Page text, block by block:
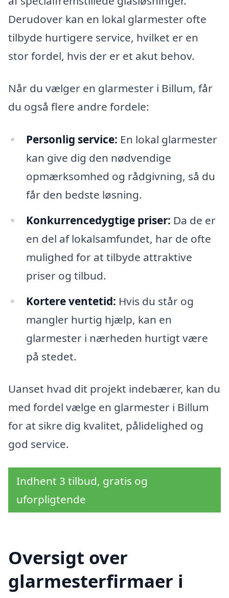
Derudover kan en lokal glarmester ofte
tilbyde hurtigere service, hvilket er en
stor fordel, hvis der er et akut behov.
Når du vælger en glarmester i Billum, får
du også flere andre fordele:
Personlig service: En lokal glarmester
kan give dig den nødvendige
opmærksomhed og rådgivning, så du
får den bedste løsning.
Konkurrencedygtige priser: Da de er
en del af lokalsamfundet, har de ofte
mulighed for at tilbyde attraktive
priser og tilbud.
Kortere ventetid: Hvis du står og
mangler hurtig hjælp, kan en
glarmester i nærheden hurtigt være
på stedet.
Uanset hvad dit projekt indebærer, kan du
med fordel vælge en glarmester i Billum
for at sikre dig kvalitet, pålidelighed og
god service.
Indhent 3 tilbud, gratis og
uforpligtende
Oversigt over
glarmesterfirmaer i